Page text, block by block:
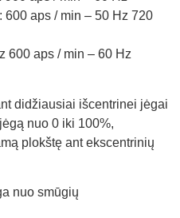
aps / min – 50 Hz 720
600 aps / min – 60 Hz
didžiausiai išcentrinei jėgai
nuo 0 iki 100%,
plokštę ant ekscentrinių
nuo smūgių